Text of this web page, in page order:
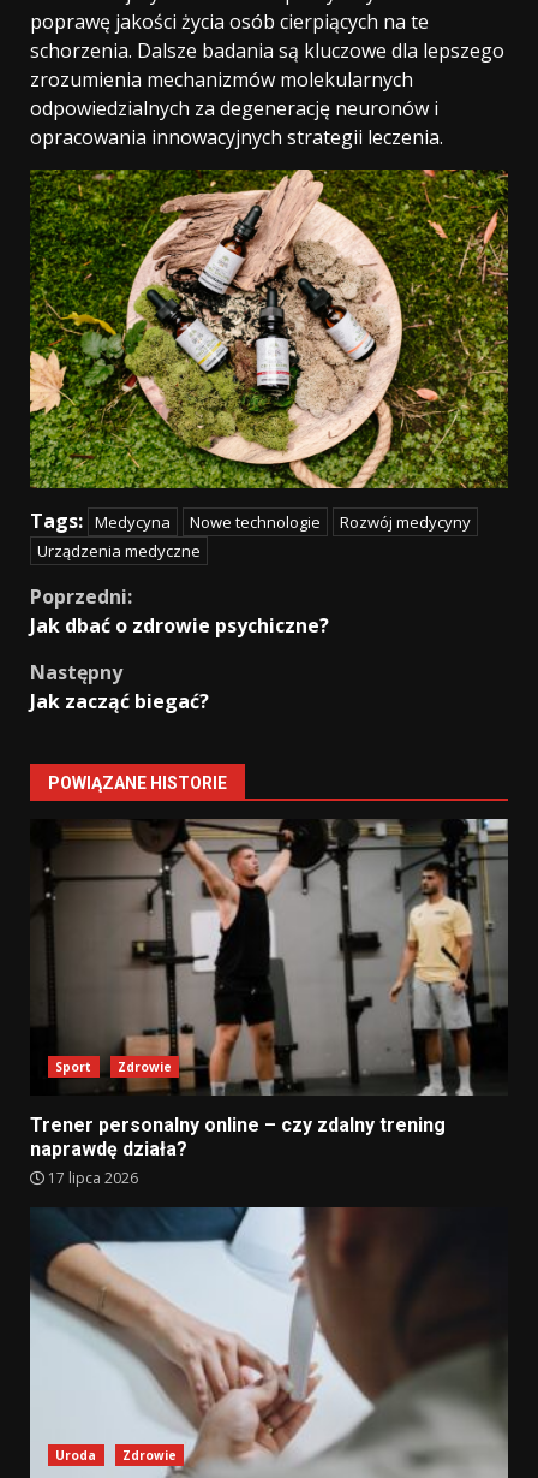
poprawę jakości życia osób cierpiących na te
schorzenia. Dalsze badania są kluczowe dla lepszego
zrozumienia mechanizmów molekularnych
odpowiedzialnych za degenerację neuronów i
opracowania innowacyjnych strategii leczenia.
Tags: Medycyna Nowe technologie
Rozwój medycyny
Urządzenia medyczne
Continue
Poprzedni:
Jak dbać o zdrowie psychiczne?
Następny
Jak zacząć biegać?
POWIĄZANE HISTORIE
Sport Zdrowie
Trener personalny online – czy zdalny trening
naprawdę działa?
17 lipca 2026
Uroda Zdrowie